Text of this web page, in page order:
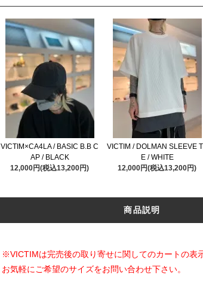
VICTIM×CA4LA / BASIC B.B C
AP / BLACK
12,000円(税込13,200円)
VICTIM / DOLMAN SLEEVE
E / WHITE
12,000円(税込13,200円)
商品説明
※VICTIMは完売後の取り寄せに関してのカートの表
お気軽にご希望のサイズをお問い合わせ下さい。